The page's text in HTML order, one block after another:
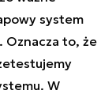
system
to, że
W